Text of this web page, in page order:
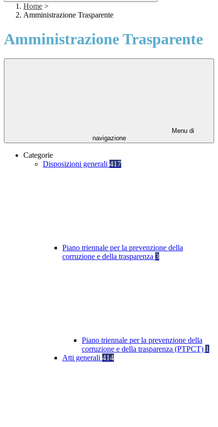
Home >
Amministrazione Trasparente
Amministrazione Trasparente
Menu di
navigazione
Categorie
Disposizioni generali 417
Piano triennale per la prevenzione della
corruzione e della trasparenza 3
Piano triennale per la prevenzione della
corruzione e della trasparenza (PTPCT) 1
Atti generali 414